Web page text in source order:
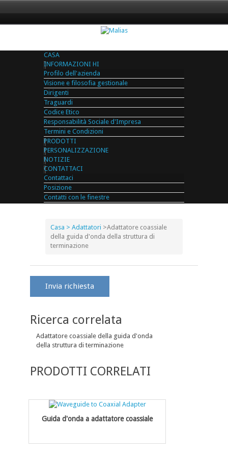
CASA
INFORMAZIONI HI
Profilo dell'azienda
Visione e filosofia gestionale
Dirigenti
Traguardi
Codice Etico
Responsabilità Sociale d'Impresa
Termini e Condizioni
PRODOTTI
PERSONALIZZAZIONE
NOTIZIE
CONTATTACI
Contattaci
Posizione
Contatti con le finestre
Casa > Adattatori >Adattatore coassiale
della guida d'onda della struttura di
terminazione
Invia richiesta
Ricerca correlata
Adattatore coassiale della guida d'onda
della struttura di terminazione
PRODOTTI CORRELATI
Guida d'onda a adattatore coassiale